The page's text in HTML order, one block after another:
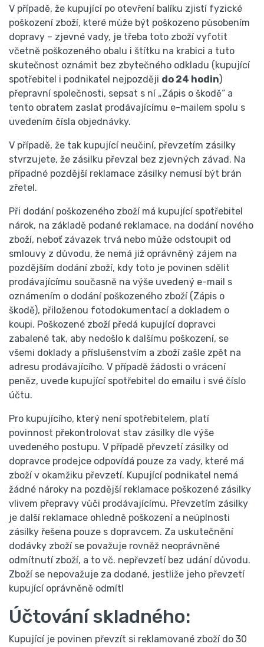
V případě, že kupující po otevření balíku zjistí fyzické
poškození zboží, které může být poškozeno působením
dopravy – zjevné vady, je třeba toto zboží vyfotit
včetně poškozeného obalu i štítku na krabici a tuto
skutečnost oznámit bez zbytečného odkladu (kupující
spotřebitel i podnikatel nejpozději do 24 hodin)
přepravní společnosti, sepsat s ní „Zápis o škodě“ a
tento obratem zaslat prodávajícímu e-mailem spolu s
uvedením čísla objednávky.
V případě, že tak kupující neučiní, převzetím zásilky
stvrzujete, že zásilku převzal bez zjevných závad. Na
případné pozdější reklamace zásilky nemusí být brán
zřetel.
Při dodání poškozeného zboží má kupující spotřebitel
nárok, na základě podané reklamace, na dodání nového
zboží, neboť závazek trvá nebo může odstoupit od
smlouvy z důvodu, že nemá již oprávněný zájem na
pozdějším dodání zboží, kdy toto je povinen sdělit
prodávajícímu současně na výše uvedený e-mail s
oznámením o dodání poškozeného zboží (Zápis o
škodě), přiloženou fotodokumentací a dokladem o
koupi. Poškozené zboží předá kupující dopravci
zabalené tak, aby nedošlo k dalšímu poškození, se
všemi doklady a příslušenstvím a zboží zašle zpět na
adresu prodávajícího. V případě žádosti o vrácení
peněz, uvede kupující spotřebitel do emailu i své číslo
účtu.
Pro kupujícího, který není spotřebitelem, platí
povinnost překontrolovat stav zásilky dle výše
uvedeného postupu. V případě převzetí zásilky od
dopravce prodejce odpovídá pouze za vady, které má
zboží v okamžiku převzetí. Kupující podnikatel nemá
žádné nároky na pozdější reklamace poškozené zásilky
vlivem přepravy vůči prodávajícímu. Převzetím zásilky
je další reklamace ohledně poškození a neúplnosti
zásilky řešena pouze s dopravcem. Za uskutečnění
dodávky zboží se považuje rovněž neoprávněné
odmítnutí zboží, a to vč. nepřevzetí bez udání důvodu.
Zboží se nepovažuje za dodané, jestliže jeho převzetí
kupující oprávněně odmítl
Účtování skladného:
Kupující je povinen převzít si reklamované zboží do 30